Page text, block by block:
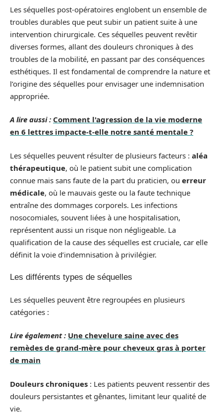
Les séquelles post-opératoires englobent un ensemble de
troubles durables que peut subir un patient suite à une
intervention chirurgicale. Ces séquelles peuvent revêtir
diverses formes, allant des douleurs chroniques à des
troubles de la mobilité, en passant par des conséquences
esthétiques. Il est fondamental de comprendre la nature et
l’origine des séquelles pour envisager une indemnisation
appropriée.
A lire aussi : Comment l'agression de la vie moderne
en 6 lettres impacte-t-elle notre santé mentale ?
Les séquelles peuvent résulter de plusieurs facteurs : aléa
thérapeutique, où le patient subit une complication
connue mais sans faute de la part du praticien, ou erreur
médicale, où le mauvais geste ou la faute technique
entraîne des dommages corporels. Les infections
nosocomiales, souvent liées à une hospitalisation,
représentent aussi un risque non négligeable. La
qualification de la cause des séquelles est cruciale, car elle
définit la voie d’indemnisation à privilégier.
Les différents types de séquelles
Les séquelles peuvent être regroupées en plusieurs
catégories :
Lire également : Une chevelure saine avec des
remèdes de grand-mère pour cheveux gras à porter
de main
Douleurs chroniques : Les patients peuvent ressentir des
douleurs persistantes et gênantes, limitant leur qualité de
vie.